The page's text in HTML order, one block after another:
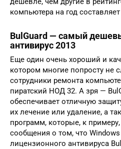
компьютера на год
BulGuard — самый
антивирус 2013
Еще один очень хороший и
котором многие попросту не
сотрудники ремонта
пиратский НОД 32. А зря —
обеспечивает отличную
их лечение или удаление, а
программ, которые, к
сообщения о том, что
лицензионного антивируса